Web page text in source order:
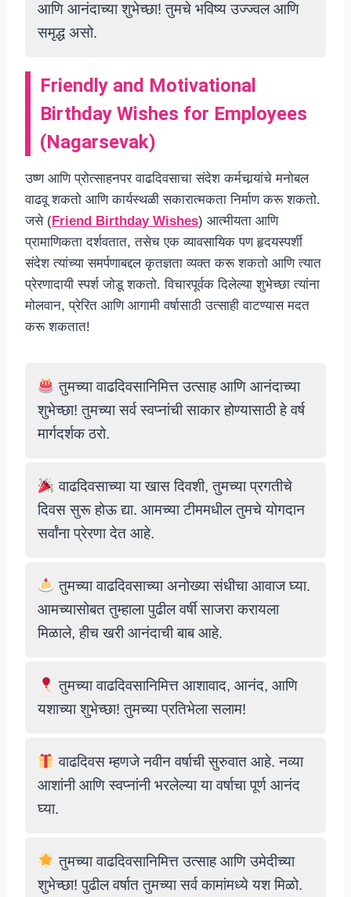
आणि आनंदाच्या शुभेच्छा! तुमचे भविष्य उज्ज्वल आणि
समृद्ध असो.
Friendly and Motivational
Birthday Wishes for Employees
(Nagarsevak)
उष्ण आणि प्रोत्साहनपर वाढदिवसाचा संदेश कर्मचार्‍यांचे मनोबल
वाढवू शकतो आणि कार्यस्थळी सकारात्मकता निर्माण करू शकतो.
जसे (Friend Birthday Wishes) आत्मीयता आणि
प्रामाणिकता दर्शवतात, तसेच एक व्यावसायिक पण हृदयस्पर्शी
संदेश त्यांच्या समर्पणाबद्दल कृतज्ञता व्यक्त करू शकतो आणि त्यात
प्रेरणादायी स्पर्श जोडू शकतो. विचारपूर्वक दिलेल्या शुभेच्छा त्यांना
मोलवान, प्रेरित आणि आगामी वर्षासाठी उत्साही वाटण्यास मदत
करू शकतात!
तुमच्या वाढदिवसानिमित्त उत्साह आणि आनंदाच्या
शुभेच्छा! तुमच्या सर्व स्वप्नांची साकार होण्यासाठी हे वर्ष
मार्गदर्शक ठरो.
वाढदिवसाच्या या खास दिवशी, तुमच्या प्रगतीचे
दिवस सुरू होऊ द्या. आमच्या टीममधील तुमचे योगदान
सर्वांना प्रेरणा देत आहे.
तुमच्या वाढदिवसाच्या अनोख्या संधीचा आवाज घ्या.
आमच्यासोबत तुम्हाला पुढील वर्षी साजरा करायला
मिळाले, हीच खरी आनंदाची बाब आहे.
तुमच्या वाढदिवसानिमित्त आशावाद, आनंद, आणि
यशाच्या शुभेच्छा! तुमच्या प्रतिभेला सलाम!
वाढदिवस म्हणजे नवीन वर्षाची सुरुवात आहे. नव्या
आशांनी आणि स्वप्नांनी भरलेल्या या वर्षाचा पूर्ण आनंद
घ्या.
तुमच्या वाढदिवसानिमित्त उत्साह आणि उमेदीच्या
शुभेच्छा! पुढील वर्षात तुमच्या सर्व कामांमध्ये यश मिळो.